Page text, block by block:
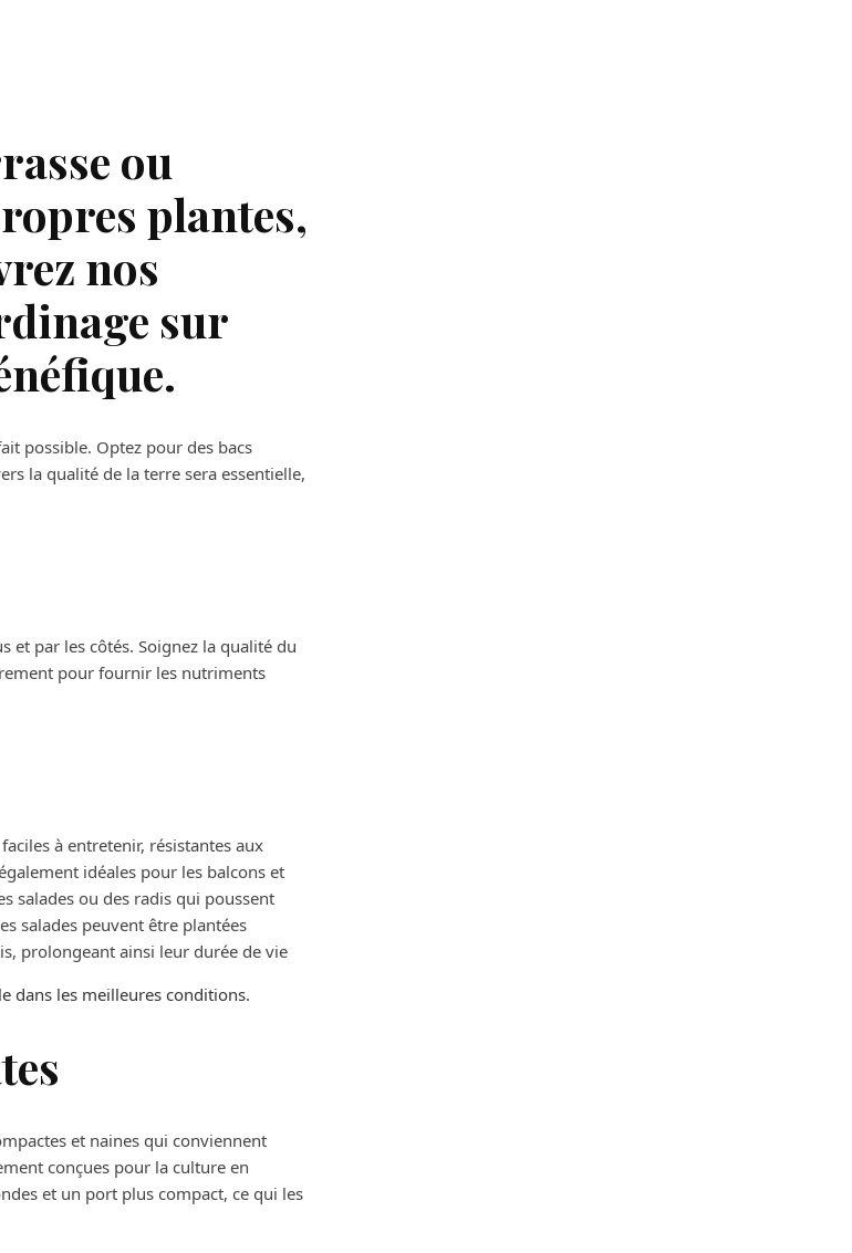
ou
plantes,
nos
sur
possible. Optez pour des bacs
la qualité de la terre sera essentielle,
et par les côtés. Soignez la qualité du
pour fournir les nutriments
à entretenir, résistantes aux
idéales pour les balcons et
salades ou des radis qui poussent
salades peuvent être plantées
prolongeant ainsi leur durée de vie
dans les meilleures conditions.
et naines qui conviennent
conçues pour la culture en
et un port plus compact, ce qui les